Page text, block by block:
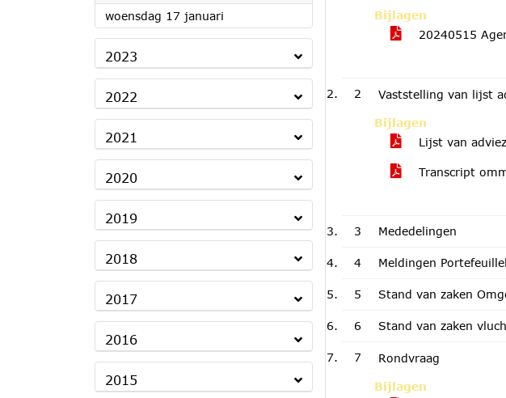
woensdag 17 januari
2023
2022
2021
2020
2019
2018
2017
2016
2015
Bijlagen
20240515
2 Vaststelling van lijst
Bijlagen
Lijst van
Transcript
3 Mededelingen
4 Meldingen
5 Stand van zaken
6 Stand van zaken
7 Rondvraag
Bijlagen